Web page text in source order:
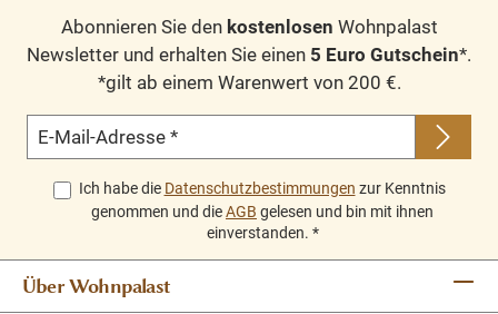
Abonnieren Sie den kostenlosen Wohnpalast
Newsletter und erhalten Sie einen 5 Euro Gutschein*.
*gilt ab einem Warenwert von 200 €.
E-Mail-Adresse *
Ich habe die Datenschutzbestimmungen zur Kenntnis
genommen und dieAGB gelesen und bin mit ihnen
einverstanden. *
Über Wohnpalast